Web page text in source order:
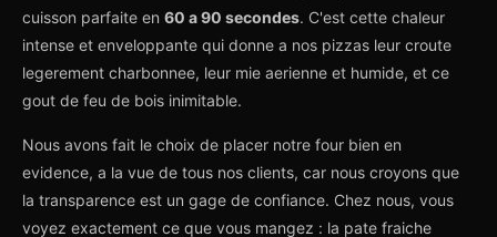
cuisson parfaite en 60 a 90 secondes. C'est cette chaleur
intense et enveloppante qui donne a nos pizzas leur croute
legerement charbonnee, leur mie aerienne et humide, et ce
gout de feu de bois inimitable.
Nous avons fait le choix de placer notre four bien en
evidence, a la vue de tous nos clients, car nous croyons que
la transparence est un gage de confiance. Chez nous, vous
voyez exactement ce que vous mangez : la pate fraiche